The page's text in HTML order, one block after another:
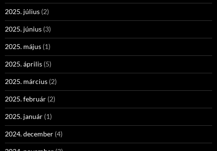
2025. július (2)
2025. június (3)
2025. május (1)
2025. április (5)
2025. március (2)
2025. február (2)
2025. január (1)
2024. december (4)